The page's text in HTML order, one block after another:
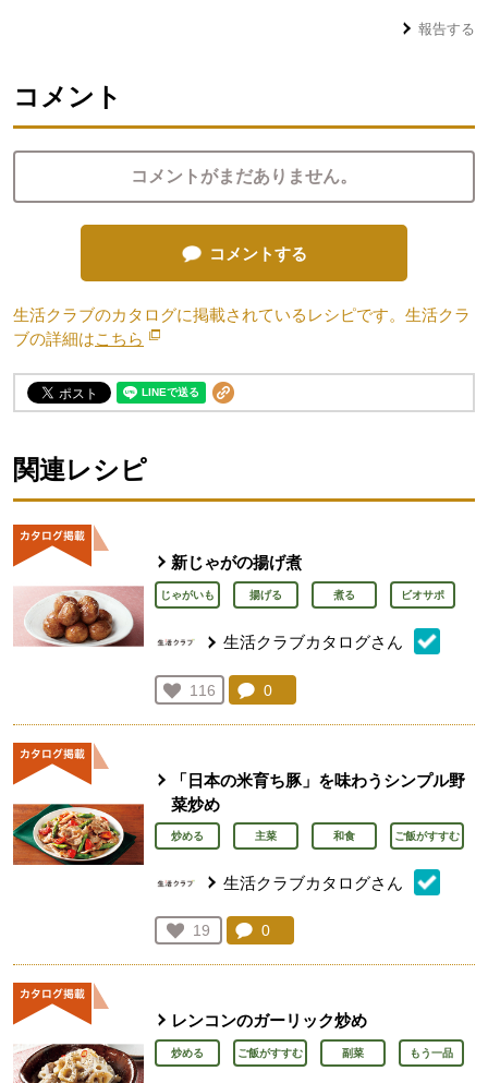
報告する
コメント
コメントがまだありません。
コメントする
生活クラブのカタログに掲載されているレシピです。生活クラ
ブの詳細はこちら 別のウィンドウで開きます。
関連レシピ
新じゃがの揚げ煮
じゃがいも 揚げる 煮る ビオサポ
生活クラブカタログさん
お気に入り登録：
116
人が登録
コメント：
0
「日本の米育ち豚」を味わうシンプル野
菜炒め
炒める 主菜 和食 ご飯がすすむ
生活クラブカタログさん
お気に入り登録：
19
人が登録
コメント：
0
レンコンのガーリック炒め
炒める ご飯がすすむ 副菜 もう一品